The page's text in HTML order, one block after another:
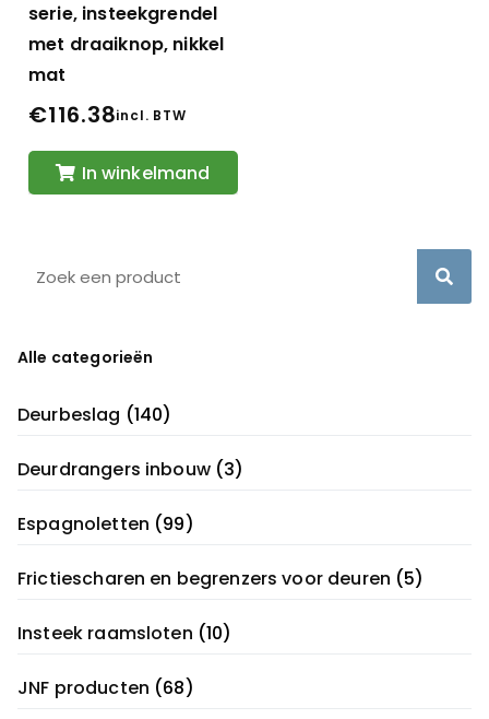
serie, insteekgrendel
met draaiknop, nikkel
mat
€116.38incl. BTW
In winkelmand
Alle categorieën
Deurbeslag (140)
Deurdrangers inbouw (3)
Espagnoletten (99)
Frictiescharen en begrenzers voor deuren (5)
Insteek raamsloten (10)
JNF producten (68)